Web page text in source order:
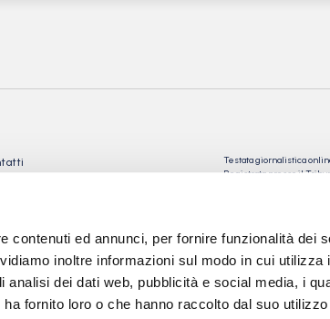
contenuti ed annunci, per fornire funzionalità dei
inoltre informazioni sul modo in cui utilizza
dei dati web, pubblicità e social media, i
fornito loro o che hanno raccolto dal suo
Testata giornalistica
Registrata presso il
Tev snc di Torre
C.
Sede: via Papa Giovanni